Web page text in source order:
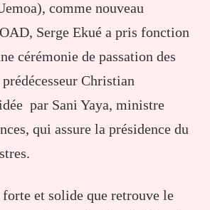
comme nouveau
Serge Ekué a pris fonction
cérémonie de passation des
Christian
par Sani Yaya, ministre
qui assure la présidence du
forte et solide que retrouve le